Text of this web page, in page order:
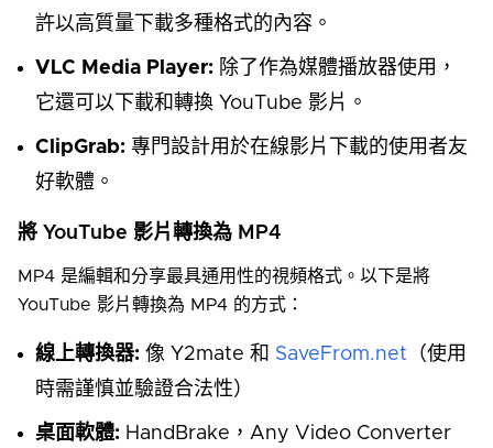
許以高質量下載多種格式的內容。
VLC Media Player: 除了作為媒體播放器使用，
它還可以下載和轉換 YouTube 影片。
ClipGrab: 專門設計用於在線影片下載的使用者友
好軟體。
將 YouTube 影片轉換為 MP4
MP4 是編輯和分享最具通用性的視頻格式。以下是將
YouTube 影片轉換為 MP4 的方式：
線上轉換器: 像 Y2mate 和 SaveFrom.net （使用
時需謹慎並驗證合法性）
桌面軟體: HandBrake，Any Video Converter